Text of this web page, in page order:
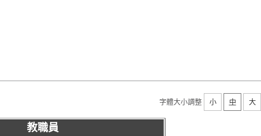
字體大小調整 小 中 大
教職員